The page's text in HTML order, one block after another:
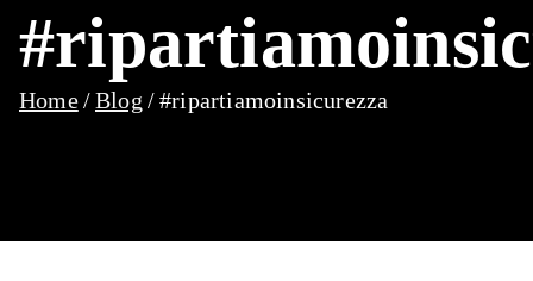
Home Blog #ripartiamoinsicurezza